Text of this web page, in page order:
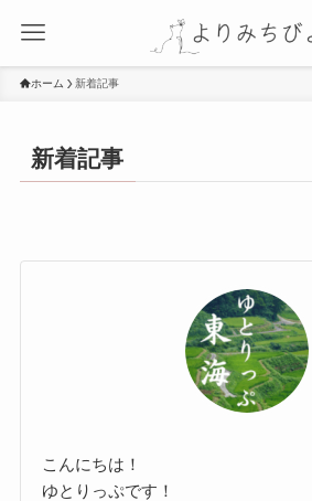
ホーム 新着記事
新着記事
こんにちは！
ゆとりっぷです！